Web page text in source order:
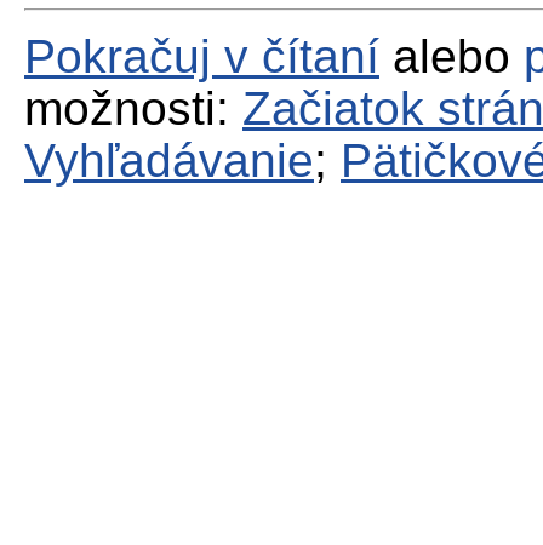
Pokračuj v čítaní alebo
možnosti: Začiatok
Vyhľadávanie;